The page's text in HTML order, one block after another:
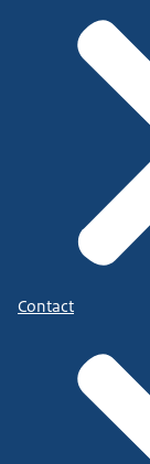
Contact